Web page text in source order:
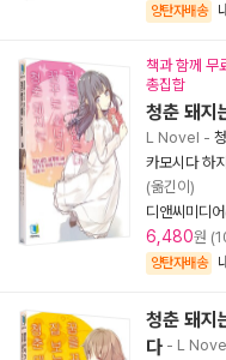
양탄자배송
책과 함께 무
총집합
청춘 돼지
L Novel -
카모시다 하
(옮긴이)
디앤씨미디
6,480원
양탄자배송
청춘 돼지
다 - L